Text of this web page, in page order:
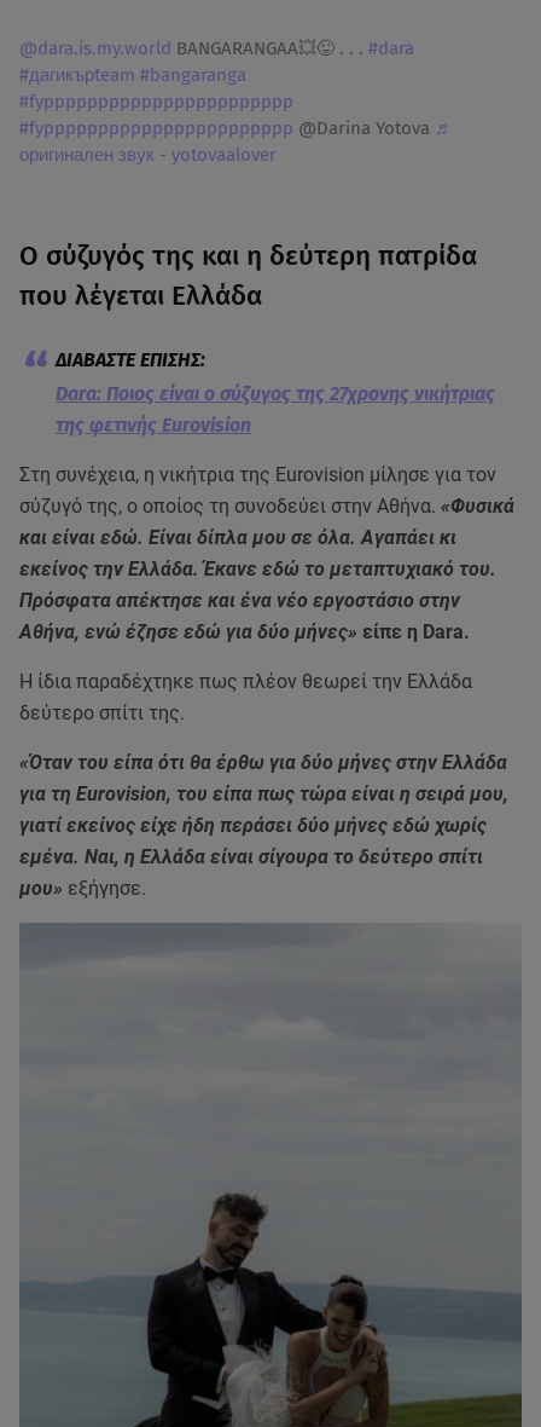
@dara.is.my.world BANGARANGAA💥😜 . . . #dara
#дагикърteam #bangaranga
#fyppppppppppppppppppppppp
#fyppppppppppppppppppppppp @Darina Yotova ♬
оригинален звук - yotovaalover
Ο σύζυγός της και η δεύτερη πατρίδα
που λέγεται Ελλάδα
Dara: Ποιος είναι ο σύζυγος της 27χρονης νικήτριας
της φετινής Eurovision
Στη συνέχεια, η νικήτρια της Eurovision μίλησε για τον
σύζυγό της, ο οποίος τη συνοδεύει στην Αθήνα. «Φυσικά
και είναι εδώ. Είναι δίπλα μου σε όλα. Αγαπάει κι
εκείνος την Ελλάδα. Έκανε εδώ το μεταπτυχιακό του.
Πρόσφατα απέκτησε και ένα νέο εργοστάσιο στην
Αθήνα, ενώ έζησε εδώ για δύο μήνες» είπε η Dara.
Η ίδια παραδέχτηκε πως πλέον θεωρεί την Ελλάδα
δεύτερο σπίτι της.
«Όταν του είπα ότι θα έρθω για δύο μήνες στην Ελλάδα
για τη Eurovision, του είπα πως τώρα είναι η σειρά μου,
γιατί εκείνος είχε ήδη περάσει δύο μήνες εδώ χωρίς
εμένα. Ναι, η Ελλάδα είναι σίγουρα το δεύτερο σπίτι
μου» εξήγησε.